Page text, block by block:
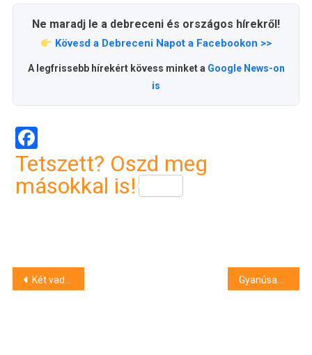
Ne maradj le a debreceni és országos hírekről!
Kövesd a Debreceni Napot a Facebookon >>
A legfrissebb hírekért kövess minket a Google News-on
is
Facebook
Tetszett? Oszd meg
másokkal is!
Bejegyzés
Két vadbaleset történt másfél órán belül az M35-ösön